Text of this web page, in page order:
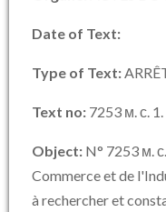
Date of Text:
Type of Text:
Text no: 7253 м. с. 1.
Object: N° 7253 м.
Commerce et de
à rechercher et